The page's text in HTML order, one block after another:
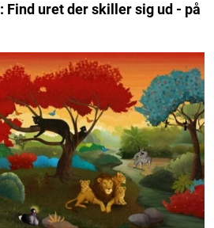
Find uret der skiller sig ud - på